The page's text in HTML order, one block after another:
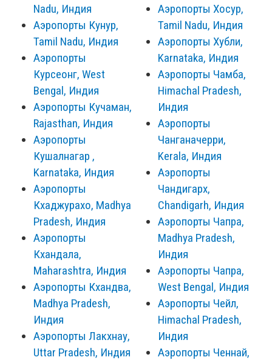
Nadu, Индия
Аэропорты Кунур,
Tamil Nadu, Индия
Аэропорты
Курсеонг, West
Bengal, Индия
Аэропорты Кучаман,
Rajasthan, Индия
Аэропорты
Кушалнагар ,
Karnataka, Индия
Аэропорты
Кхаджурахо, Madhya
Pradesh, Индия
Аэропорты
Кхандала,
Maharashtra, Индия
Аэропорты Кхандва,
Madhya Pradesh,
Индия
Аэропорты Лакхнау,
Uttar Pradesh, Индия
Аэропорты Хосур,
Tamil Nadu, Индия
Аэропорты Хубли,
Karnataka, Индия
Аэропорты Чамба,
Himachal Pradesh,
Индия
Аэропорты
Чанганачерри,
Kerala, Индия
Аэропорты
Чандигарх,
Chandigarh, Индия
Аэропорты Чапра,
Madhya Pradesh,
Индия
Аэропорты Чапра,
West Bengal, Индия
Аэропорты Чейл,
Himachal Pradesh,
Индия
Аэропорты Ченнай,